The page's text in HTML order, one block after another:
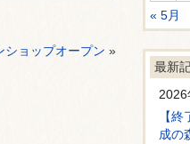
ショップオープン »
« 5月
最新
2026
【
成の